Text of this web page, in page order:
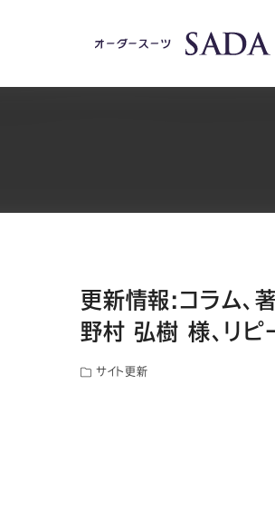
更新情報:コラム、
野村 弘樹 様、リピ
サイト更新